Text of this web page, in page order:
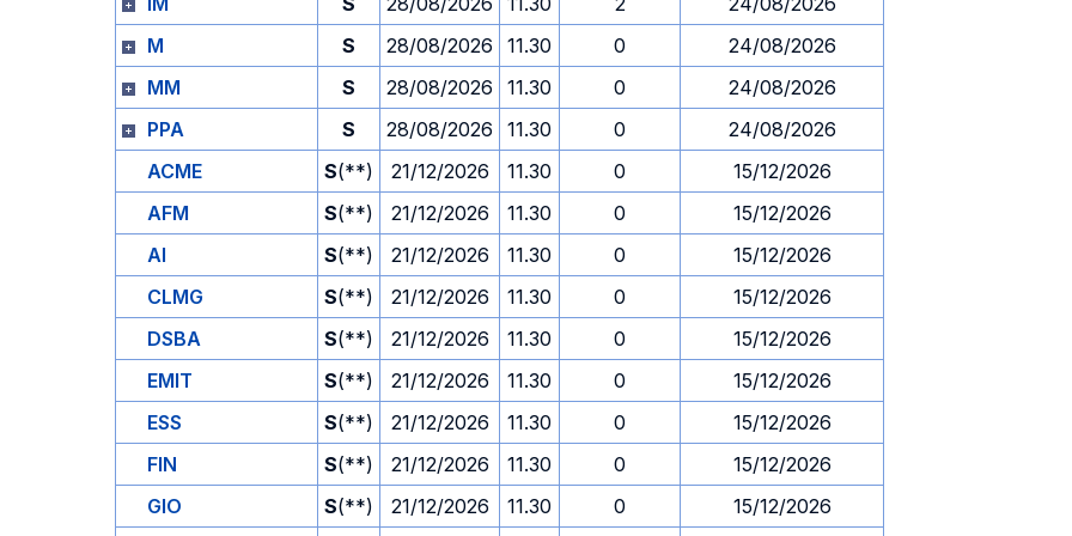
M
S 28/08/2026 11.30 0
24/08/2026
MM
S 28/08/2026 11.30 0
24/08/2026
PPA
S 28/08/2026 11.30 0
24/08/2026
ACME
S(**) 21/12/2026 11.30 0
15/12/2026
AFM
S(**) 21/12/2026 11.30 0
15/12/2026
AI
S(**) 21/12/2026 11.30 0
15/12/2026
CLMG
S(**) 21/12/2026 11.30 0
15/12/2026
DSBA
S(**) 21/12/2026 11.30 0
15/12/2026
EMIT
S(**) 21/12/2026 11.30 0
15/12/2026
ESS
S(**) 21/12/2026 11.30 0
15/12/2026
FIN
S(**) 21/12/2026 11.30 0
15/12/2026
GIO
S(**) 21/12/2026 11.30 0 15/12/2026